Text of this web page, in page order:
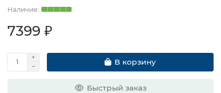
7399 ₽
В корзину
Быстрый заказ